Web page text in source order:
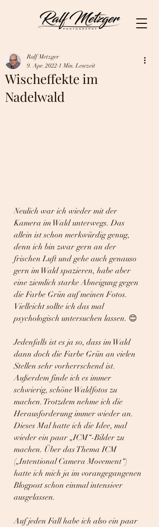
Wischeffekte im
Nadelwald
Ralf Metzger
9. Apr. 2022 1 Min. Lesezeit
Neulich war ich wieder mit der
Kamera im Wald unterwegs. Das
allein ist schon merkwürdig genug,
denn ich bin zwar gern an der
frischen Luft und gehe auch genauso
gern im Wald spazieren, habe aber
eine ziemlich starke Abneigung gegen
die Farbe Grün auf meinen Fotos.
Vielleicht sollte ich das mal
psychologisch untersuchen lassen. 😊
Jedenfalls ist es ja so, dass im Wald
dann doch die Farbe Grün an vielen
Stellen sehr vorherrschend ist.
Außerdem finde ich es immer
schwierig, schöne Waldfotos zu
machen. Trotzdem nehme ich die
Herausforderung immer wieder an.
Dieses Mal hatte ich die Idee, mal
wieder ein paar „ICM“-Bilder zu
machen. Über das Thema ICM
(„Intentional Camera Movement“)
hatte ich mich ja im vorangegangenen
Blogpost schon einmal intensiver
ausgelassen.
Auf jeden Fall habe ich also ein paar